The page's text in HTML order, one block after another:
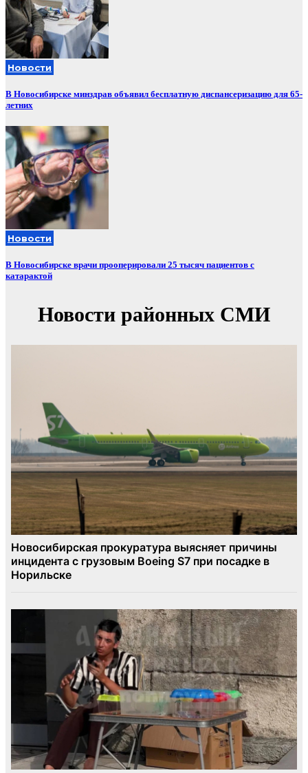
Новости
В Новосибирске минздрав объявил бесплатную диспансеризацию для 65-
летних
Новости
В Новосибирске врачи прооперировали 25 тысяч пациентов с
катарактой